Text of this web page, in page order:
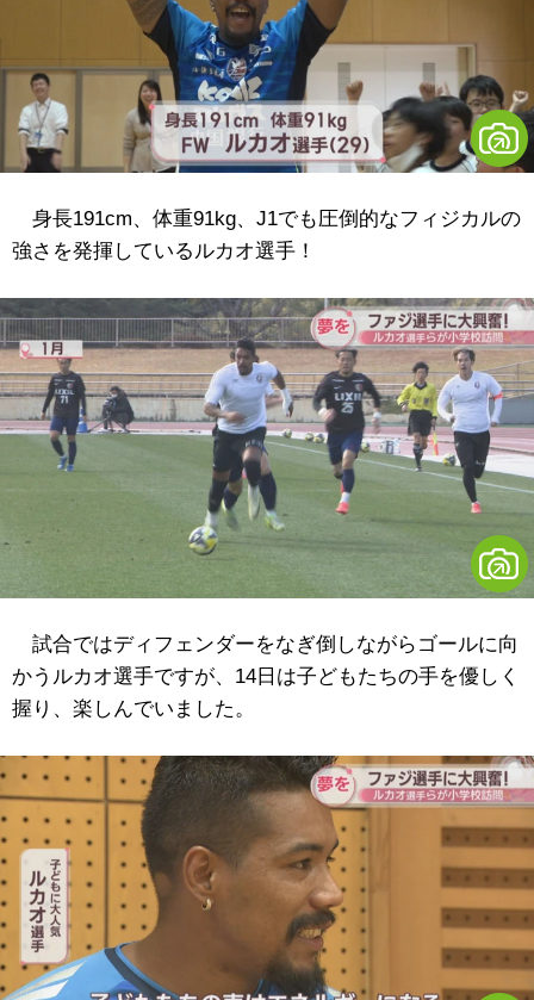
身長191cm、体重91kg、J1でも圧倒的なフィジカルの
強さを発揮しているルカオ選手！
試合ではディフェンダーをなぎ倒しながらゴールに向
かうルカオ選手ですが、14日は子どもたちの手を優しく
握り、楽しんでいました。